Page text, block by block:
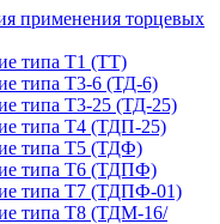
применения торцевых
типа Т1 (ТТ)
типа Т3-6 (ТД-6)
типа Т3-25 (ТД-25)
типа Т4 (ТДП-25)
типа Т5 (ТДФ)
типа Т6 (ТДПФ)
типа Т7 (ТДПФ-01)
типа Т8 (ТДМ-16/